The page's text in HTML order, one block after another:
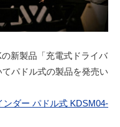
新製品「充電式ドライバ
パドル式の製品を発売い
ダー パドル式 KDSM04-